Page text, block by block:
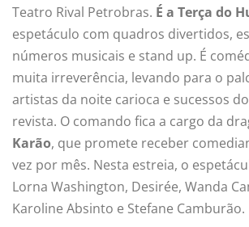
Teatro Rival Petrobras. É a Terça do
espetáculo com quadros divertidos,
números musicais e stand up. É
muita irreverência, levando para o
artistas da noite carioca e sucessos
revista. O comando fica a cargo da
Karão, que promete receber
vez por mês. Nesta estreia, o
Lorna Washington, Desirée, Wanda
Karoline Absinto e Stefane Camburão.